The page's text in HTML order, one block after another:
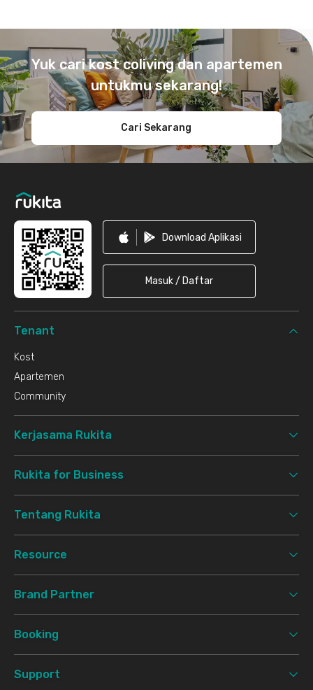
Yuk cari kost coliving dan apartemen
untukmu sekarang!
Cari Sekarang
Download Aplikasi
Masuk / Daftar
Tenant
Kost
Apartemen
Community
Kerjasama Rukita
Rukita for Business
Tentang Rukita
Resource
Brand Partner
Booking
Support